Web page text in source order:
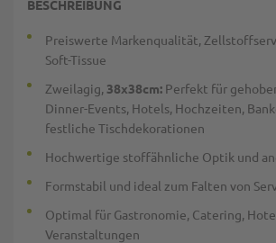
BESCHREIBUNG
Preiswerte Markenqualität,
Soft-Tissue
Zweilagig, 38x38cm: Perfekt für
Dinner-Events, Hotels, Hochzeiten,
festliche Tischdekorationen
Hochwertige stoffähnliche Optik und
Formstabil und ideal zum Falten von
Optimal für Gastronomie, Catering,
Veranstaltungen